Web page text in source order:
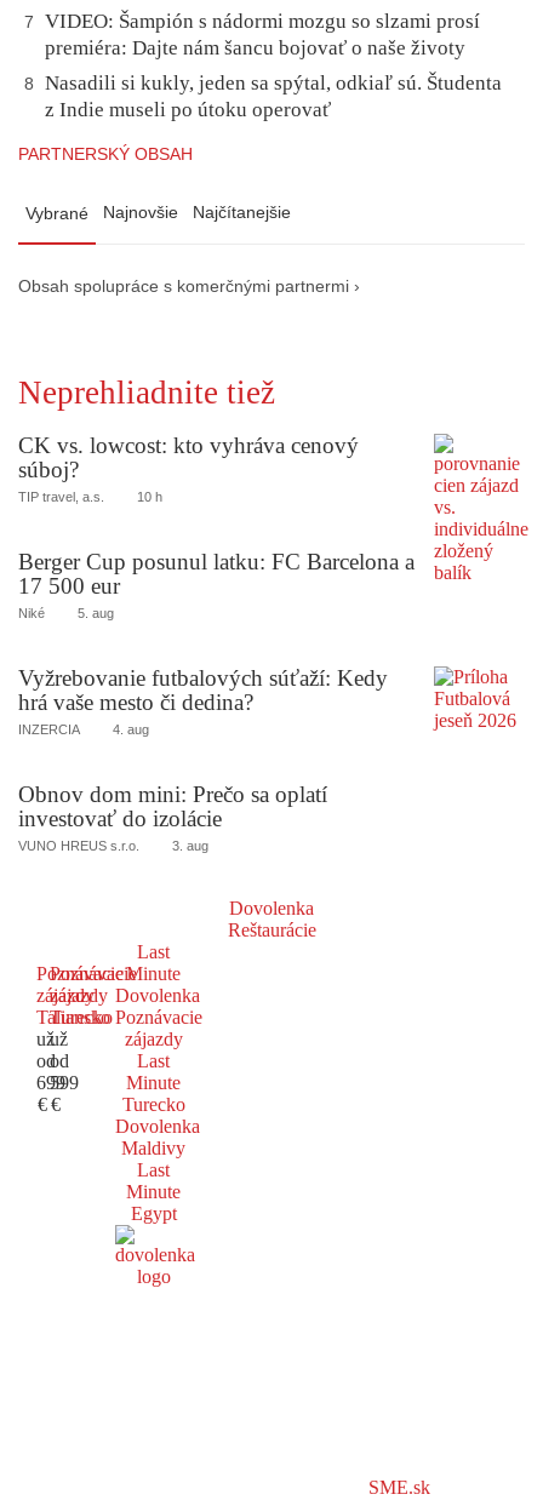
7
VIDEO: Šampión s nádormi mozgu so slzami prosí
premiéra: Dajte nám šancu bojovať o naše životy
8
Nasadili si kukly, jeden sa spýtal, odkiaľ sú. Študenta
z Indie museli po útoku operovať
PARTNERSKÝ OBSAH
Vybrané Najnovšie Najčítanejšie
Obsah spolupráce s komerčnými partnermi ›
Neprehliadnite tiež
CK vs. lowcost: kto vyhráva cenový
súboj?
TIP travel, a.s. 10 h
Berger Cup posunul latku: FC Barcelona a
17 500 eur
Niké 5. aug
Vyžrebovanie futbalových súťaží: Kedy
hrá vaše mesto či dedina?
INZERCIA 4. aug
Obnov dom mini: Prečo sa oplatí
investovať do izolácie
VUNO HREUS s.r.o. 3. aug
Dovolenka
Reštaurácie
Poznávacie
zájazdy
Taliansko
už
od
699
€
Poznávacie
zájazdy
Turecko
už
od
599
€
Last
Minute
Dovolenka
Poznávacie
zájazdy
Last
Minute
Turecko
Dovolenka
Maldivy
Last
Minute
Egypt
SME.sk